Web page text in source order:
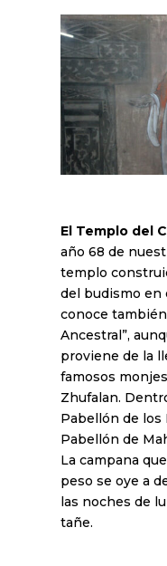
El Templo del
año 68 de
templo
del budismo en
conoce
Ancestral”,
proviene de la
famosos
Zhufalan.
Pabellón de los
Pabellón de
La campana
peso se oye a
las noches de
tañe.